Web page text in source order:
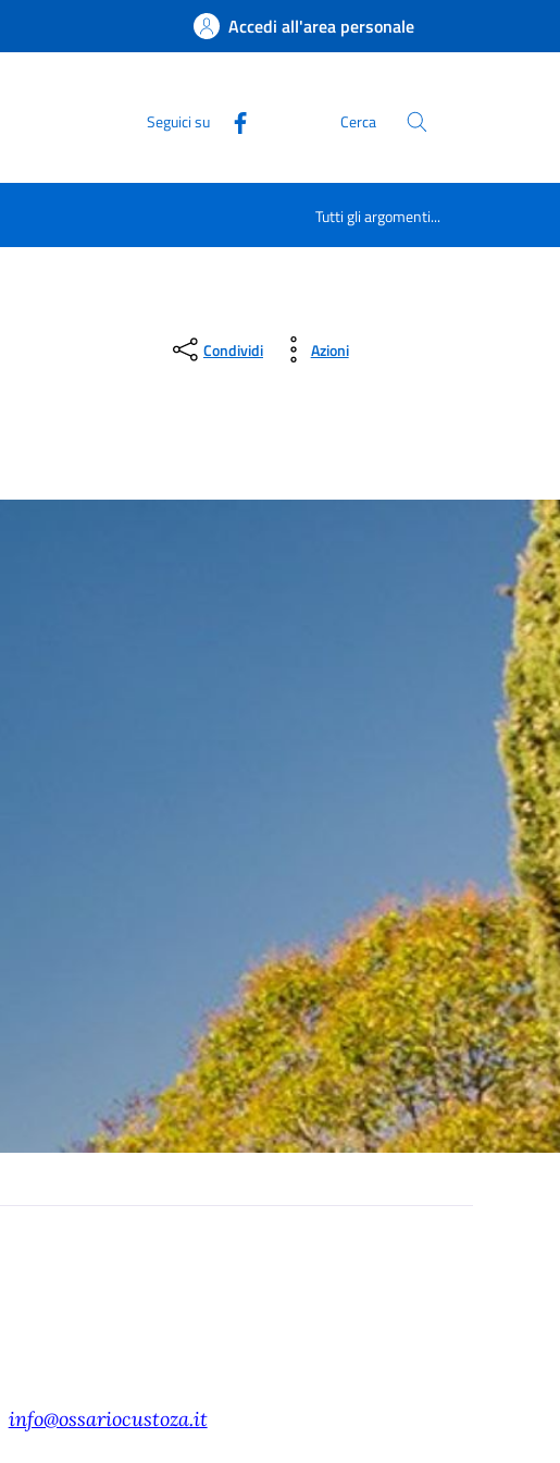
Accedi all'area personale
Seguici su Cerca
Tutti gli argomenti...
Condividi Azioni
info@ossariocustoza.it